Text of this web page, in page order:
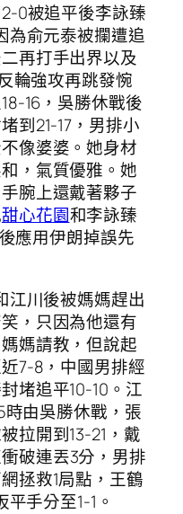
0被追平後李詠臻
為俞元泰被攔遭追
再打手出界以及
輪強攻再跳發惋
16，吳勝休戰後
到21-17，男排小
像婆婆。她身材
，氣質優雅。她
腕上還戴著夥子
甜心花園和李詠臻
應用伊朗掉誤先
江川後被媽媽趕出
，只因為他還有
媽請教，但說起
7-8，中國男排經
堵追平10-10。江
時由吳勝休戰，張
拉開到13-21，戴
破連丟3分，男排
拯救1局點，王鶴
手分至1-1。